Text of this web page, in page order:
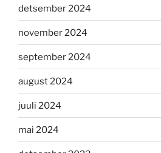
detsember 2024
november 2024
september 2024
august 2024
juuli 2024
mai 2024